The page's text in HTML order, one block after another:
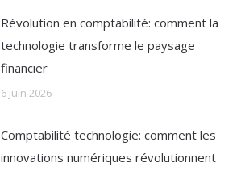
Révolution en comptabilité: comment la
technologie transforme le paysage
financier
6 juin 2026
Comptabilité technologie: comment les
innovations numériques révolutionnent